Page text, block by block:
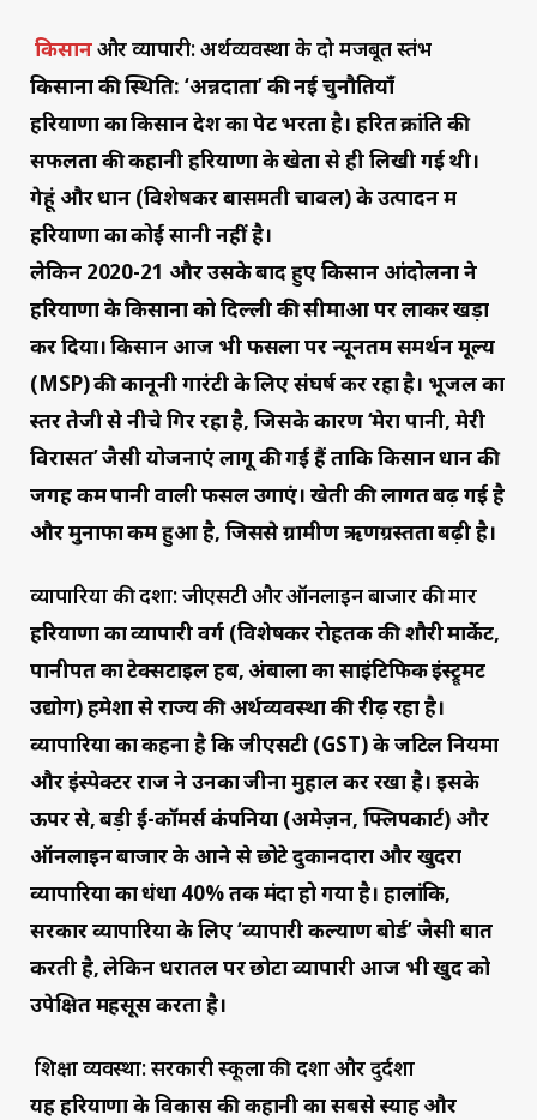
किसानऔर व्यापारी: अर्थव्यवस्था के दो मजबूत स्तंभ
किसानों की स्थिति: ‘अन्नदाता’ की नई चुनौतियाँ
हरियाणा का किसान देश का पेट भरता है। हरित क्रांति की
सफलता की कहानी हरियाणा के खेतों से ही लिखी गई थी।
गेहूं और धान (विशेषकर बासमती चावल) के उत्पादन में
हरियाणा का कोई सानी नहीं है।
लेकिन 2020-21 और उसके बाद हुए किसान आंदोलनों ने
हरियाणा के किसानों को दिल्ली की सीमाओं पर लाकर खड़ा
कर दिया। किसान आज भी फसलों पर न्यूनतम समर्थन मूल्य
(MSP) की कानूनी गारंटी के लिए संघर्ष कर रहा है। भूजल का
स्तर तेजी से नीचे गिर रहा है, जिसके कारण ‘मेरा पानी, मेरी
विरासत’ जैसी योजनाएं लागू की गई हैं ताकि किसान धान की
जगह कम पानी वाली फसलें उगाएं। खेती की लागत बढ़ गई है
और मुनाफा कम हुआ है, जिससे ग्रामीण ऋणग्रस्तता बढ़ी है।
व्यापारियों की दशा: जीएसटी और ऑनलाइन बाजार की मार
हरियाणा का व्यापारी वर्ग (विशेषकर रोहतक की शौरी मार्केट,
पानीपत का टेक्सटाइल हब, अंबाला का साइंटिफिक इंस्ट्रूमेंट
उद्योग) हमेशा से राज्य की अर्थव्यवस्था की रीढ़ रहा है।
व्यापारियों का कहना है कि जीएसटी (GST) के जटिल नियमों
और इंस्पेक्टर राज ने उनका जीना मुहाल कर रखा है। इसके
ऊपर से, बड़ी ई-कॉमर्स कंपनियों (अमेज़न, फ्लिपकार्ट) और
ऑनलाइन बाजार के आने से छोटे दुकानदारों और खुदरा
व्यापारियों का धंधा 40% तक मंदा हो गया है। हालांकि,
सरकार व्यापारियों के लिए ‘व्यापारी कल्याण बोर्ड’ जैसी बातें
करती है, लेकिन धरातल पर छोटा व्यापारी आज भी खुद को
उपेक्षित महसूस करता है।
शिक्षा व्यवस्था: सरकारी स्कूलों की दशा और दुर्दशा
यह हरियाणा के विकास की कहानी का सबसे स्याह और